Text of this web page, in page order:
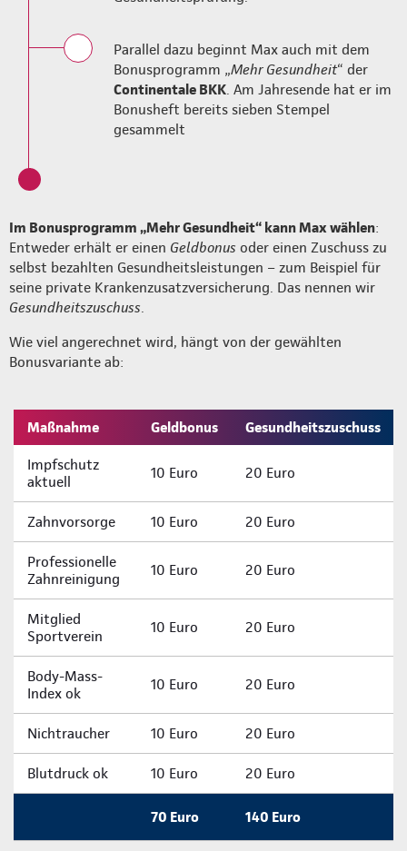
Parallel dazu beginnt Max auch mit dem
Bonusprogramm „Mehr Gesundheit“ der
Continentale BKK. Am Jahresende hat er im
Bonusheft bereits sieben Stempel
gesammelt
Im Bonusprogramm „Mehr Gesundheit“ kann Max wählen:
Entweder erhält er einen Geldbonus oder einen Zuschuss zu
selbst bezahlten Gesundheitsleistungen – zum Beispiel für
seine private Krankenzusatzversicherung. Das nennen wir
Gesundheitszuschuss.
Wie viel angerechnet wird, hängt von der gewählten
Bonusvariante ab:
Maßnahme Geldbonus Gesundheitszuschuss
Impfschutz
aktuell
10 Euro 20 Euro
Zahnvorsorge 10 Euro 20 Euro
Professionelle
Zahnreinigung
10 Euro 20 Euro
Mitglied
Sportverein
10 Euro 20 Euro
Body-Mass-
Index ok
10 Euro 20 Euro
Nichtraucher 10 Euro 20 Euro
Blutdruck ok 10 Euro 20 Euro
70 Euro 140 Euro